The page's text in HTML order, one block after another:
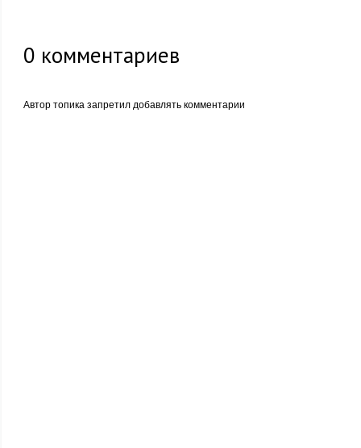
0 комментариев
Автор топика запретил добавлять комментарии